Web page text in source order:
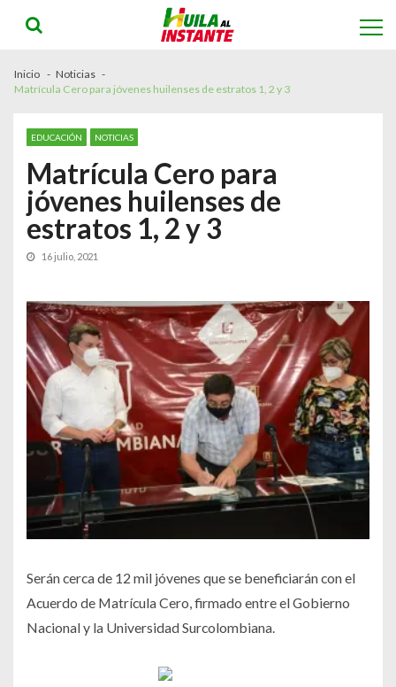
navigation
content
Inicio
Noticias
Matrícula Cero para jóvenes huilenses de estratos 1, 2 y 3
EDUCACIÓN NOTICIAS
Matrícula Cero para
jóvenes huilenses de
estratos 1, 2 y 3
16 julio, 2021
Serán cerca de 12 mil jóvenes que se beneficiarán con el
Acuerdo de Matrícula Cero, firmado entre el Gobierno
Nacional y la Universidad Surcolombiana.